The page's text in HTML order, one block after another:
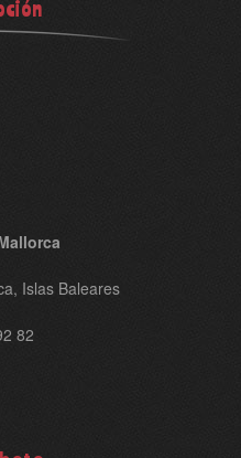
Islas Baleares
82